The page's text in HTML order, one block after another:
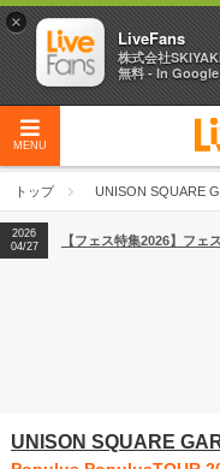
MENU
トップ UNISON SQUARE
2026
04/27
2026
【ライブ動員ランキング
2026
04/27
【フェス特集2026】フェ
UNISON SQUARE
×
LiveFans
株式会社
無料 - In